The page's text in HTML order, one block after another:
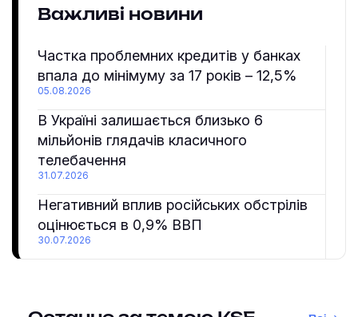
Важливі новини
Частка проблемних кредитів у банках
впала до мінімуму за 17 років – 12,5%
05.08.2026
В Україні залишається близько 6
мільйонів глядачів класичного
телебачення
31.07.2026
Негативний вплив російських обстрілів
оцінюється в 0,9% ВВП
30.07.2026